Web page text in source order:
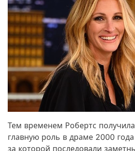
Тем временем Робертс
главную роль в драме 2000
за которой последовали